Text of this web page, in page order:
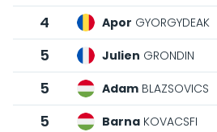
4 Apor GYORGYDEAK
5 Julien GRONDIN
5 Adam BLAZSOVICS
5 Barna KOVACSFI